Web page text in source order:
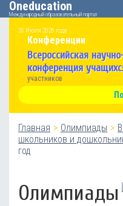
Oneducation
Международный образовательный портал
30 Июля 2026 года
Конференции
Всероссийская
конференция
участников
Главная Олимпиады
школьников и
год
Олимпиады